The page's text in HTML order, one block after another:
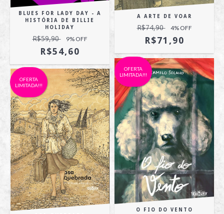
BLUES FOR LADY DAY - A
HISTÓRIA DE BILLIE
HOLIDAY
R$59,90 9% OFF
R$54,60
A ARTE DE VOAR
R$74,90 4% OFF
R$71,90
OFERTA
LIMITADA!!!
OFERTA
LIMITADA!!!
O FIO DO VENTO